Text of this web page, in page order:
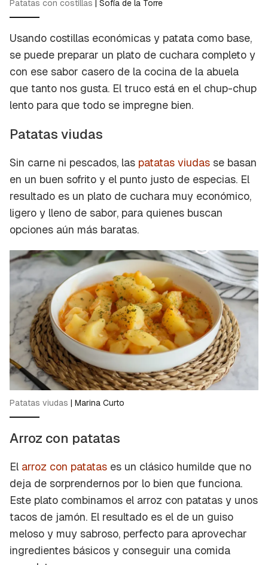
Patatas con costillas | Sofía de la Torre
Usando costillas económicas y patata como base,
se puede preparar un plato de cuchara completo y
con ese sabor casero de la cocina de la abuela
que tanto nos gusta. El truco está en el chup-chup
lento para que todo se impregne bien.
Patatas viudas
Sin carne ni pescados, las patatas viudas se basan
en un buen sofrito y el punto justo de especias. El
resultado es un plato de cuchara muy económico,
ligero y lleno de sabor, para quienes buscan
opciones aún más baratas.
Patatas viudas | Marina Curto
Arroz con patatas
El arroz con patatas es un clásico humilde que no
deja de sorprendernos por lo bien que funciona.
Este plato combinamos el arroz con patatas y unos
tacos de jamón. El resultado es el de un guiso
meloso y muy sabroso, perfecto para aprovechar
ingredientes básicos y conseguir una comida